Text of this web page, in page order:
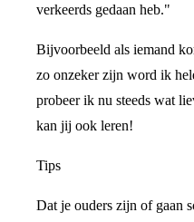
verkeerds gedaan heb."
Bijvoorbeeld als iemand
zo onzeker zijn word ik
probeer ik nu steeds wat
kan jij ook leren!
Tips
Dat je ouders zijn of gaan